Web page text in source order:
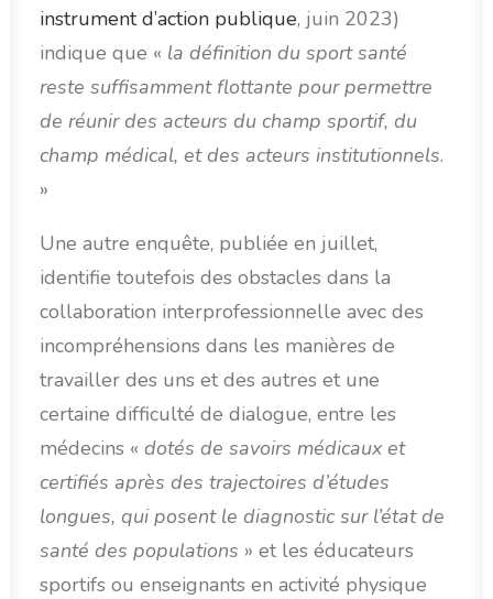
instrument d’action publique, juin 2023)
indique que « la définition du sport santé
reste suffisamment flottante pour permettre
de réunir des acteurs du champ sportif, du
champ médical, et des acteurs institutionnels.
»
Une autre enquête, publiée en juillet,
identifie toutefois des obstacles dans la
collaboration interprofessionnelle avec des
incompréhensions dans les manières de
travailler des uns et des autres et une
certaine difficulté de dialogue, entre les
médecins « dotés de savoirs médicaux et
certifiés après des trajectoires d’études
longues, qui posent le diagnostic sur l’état de
santé des populations » et les éducateurs
sportifs ou enseignants en activité physique